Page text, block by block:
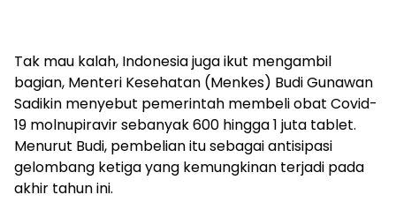
Tak mau kalah, Indonesia juga ikut mengambil
bagian, Menteri Kesehatan (Menkes) Budi Gunawan
Sadikin menyebut pemerintah membeli obat Covid-
19 molnupiravir sebanyak 600 hingga 1 juta tablet.
Menurut Budi, pembelian itu sebagai antisipasi
gelombang ketiga yang kemungkinan terjadi pada
akhir tahun ini.